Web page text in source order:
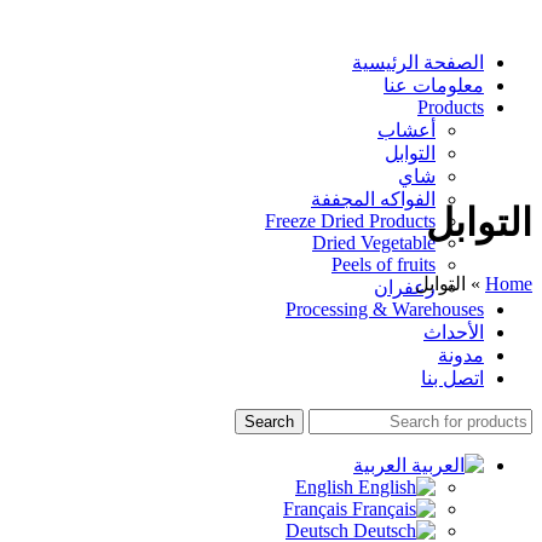
الصفحة الرئيسية
معلومات عنا
Products
أعشاب
التوابل
شاي
الفواكه المجففة
Freeze Dried Products
Dried Vegetable
Peels of fruits
زعفران
Processing & Warehouses
الأحداث
مدونة
اتصل بنا
Search
العربية
English
Français
Deutsch
التوابل
Home
» التوابل